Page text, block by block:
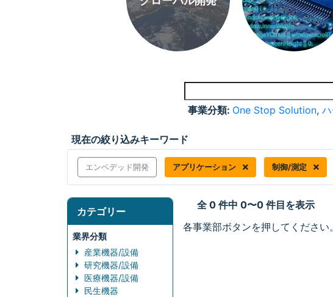
事業分類: One Stop Solution,
現在の絞り込みキーワード
エンベデッド開発 アプリケーション 制御/測定
カテゴリー
業界分類
産業機器/設備
研究機器/設備
医療機器/設備
民生機器
全 0 件中 0〜0 件目を表示
各事業部ボタンを押してください